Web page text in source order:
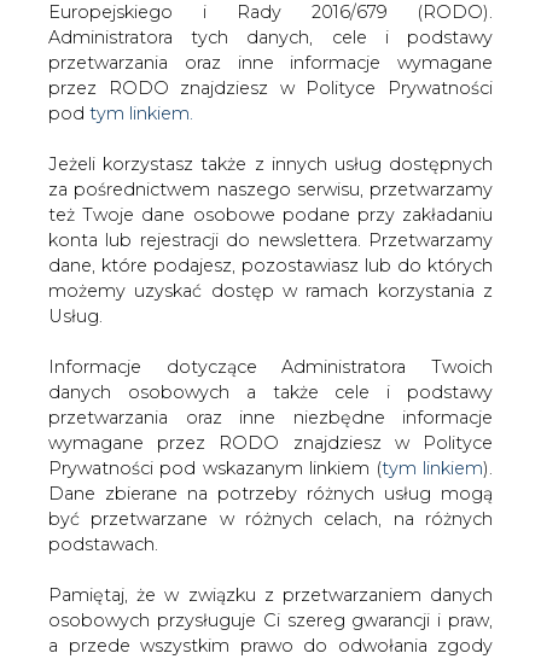
WŁĄCZ CIRE.TV
Europejskiego i Rady 2016/679 (RODO).
Administratora tych danych, cele i podstawy
przetwarzania oraz inne informacje wymagane
przez RODO znajdziesz w Polityce Prywatności
pod tym linkiem.
Jeżeli korzystasz także z innych usług dostępnych
za pośrednictwem naszego serwisu, przetwarzamy
też Twoje dane osobowe podane przy zakładaniu
konta lub rejestracji do newslettera. Przetwarzamy
dane, które podajesz, pozostawiasz lub do których
możemy uzyskać dostęp w ramach korzystania z
Usług.
Informacje dotyczące Administratora Twoich
danych osobowych a także cele i podstawy
przetwarzania oraz inne niezbędne informacje
wymagane przez RODO znajdziesz w Polityce
Prywatności pod wskazanym linkiem (tym linkiem).
Dane zbierane na potrzeby różnych usług mogą
być przetwarzane w różnych celach, na różnych
podstawach.
Pamiętaj, że w związku z przetwarzaniem danych
osobowych przysługuje Ci szereg gwarancji i praw,
a przede wszystkim prawo do odwołania zgody
Strona główna
SERWIS INFORMACYJNY CIRE
/ MW: trzy sposoby na spór
2001-04-20 00:00
skomentuj
udostępnij:
MW: trzy sposoby na spór